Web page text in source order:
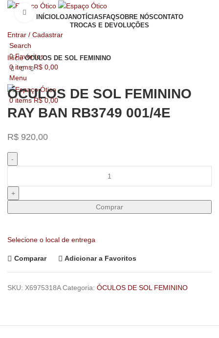
INÍCIOLOJANOTÍCIAS FAQSOBRE NÓSCONTATO
TROCAS E DEVOLUÇÕES
Entrar / Cadastrar
Search
0Favoritos
0 items R$ 0,00
Menu
0items R$0,00
Click to enlarge
InícioÓCULOS DE SOL FEMININO
ÓCULOS DE SOL FEMININO
RAY BAN RB3749 001/4E
R$ 920,00
Comprar
Selecione o local de entrega
Comparar Adicionar a Favoritos
SKU: X6975318ACategoria: ÓCULOS DE SOL FEMININO